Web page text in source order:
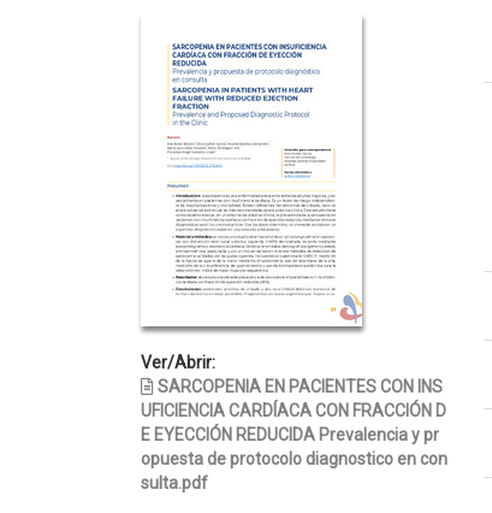
Ver/Abrir:
SARCOPENIA EN PACIENTES CON INS
UFICIENCIA CARDÍACA CON FRACCIÓN D
E EYECCIÓN REDUCIDA Prevalencia y pr
opuesta de protocolo diagnostico en con
sulta.pdf